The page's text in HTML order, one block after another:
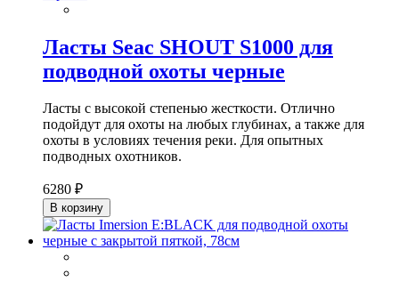
Ласты Seac SHOUT S1000 для
подводной охоты черные
Ласты с высокой степенью жесткости. Отлично
подойдут для охоты на любых глубинах, а также для
охоты в условиях течения реки. Для опытных
подводных охотников.
6280 ₽
В корзину